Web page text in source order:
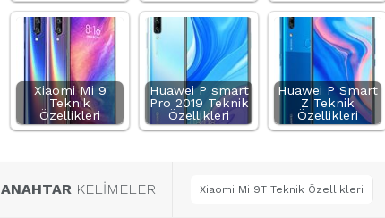
Xiaomi Mi 9
Teknik
Özellikleri
Huawei P smart
Pro 2019 Teknik
Özellikleri
Huawei P Smart
Z Teknik
Özellikleri
ANAHTAR KELİMELER Xiaomi Mi 9T Teknik Özellikleri